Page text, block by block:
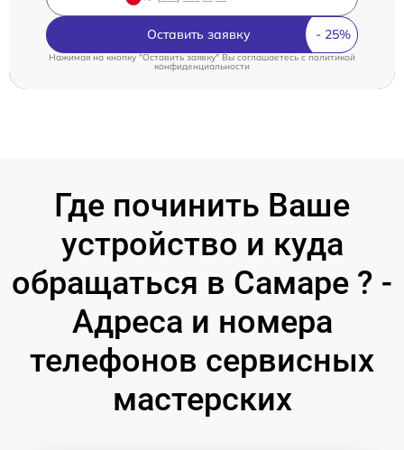
Оставить заявку
Нажимая на кнопку "Оставить заявку" Вы соглашаетесь cполитикой
конфиденциальности
Где починить Ваше
устройство и куда
обращаться в Самаре ? -
Адреса и номера
телефонов сервисных
мастерских